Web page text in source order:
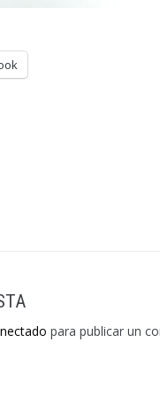
para publicar un